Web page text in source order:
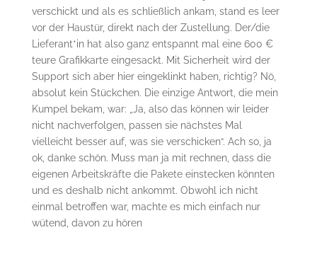
verschickt und als es schließlich ankam, stand es leer
vor der Haustür, direkt nach der Zustellung. Der/die
Lieferant*in hat also ganz entspannt mal eine 600 €
teure Grafikkarte eingesackt. Mit Sicherheit wird der
Support sich aber hier eingeklinkt haben, richtig? Nö,
absolut kein Stückchen. Die einzige Antwort, die mein
Kumpel bekam, war: „Ja, also das können wir leider
nicht nachverfolgen, passen sie nächstes Mal
vielleicht besser auf, was sie verschicken“. Ach so, ja
ok, danke schön. Muss man ja mit rechnen, dass die
eigenen Arbeitskräfte die Pakete einstecken könnten
und es deshalb nicht ankommt. Obwohl ich nicht
einmal betroffen war, machte es mich einfach nur
wütend, davon zu hören